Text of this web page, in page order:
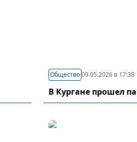
Общество 09.05.2026 в 17:38
В Кургане прошел